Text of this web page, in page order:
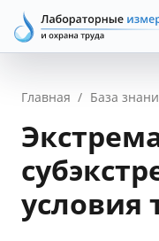
Главная / База
условия